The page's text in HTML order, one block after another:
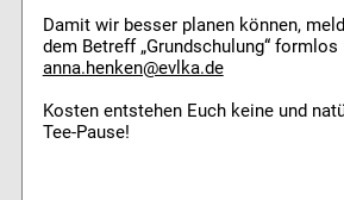
Damit wir besser planen können,
dem Betreff „Grundschulung“ formlos
anna.henken@evlka.de
Kosten entstehen Euch keine und
Tee-Pause!